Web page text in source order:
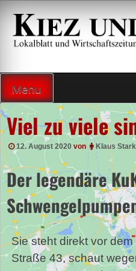
Zum
Inhalt
springen
Menu
Viel zu viele
12. August 2020 von Klaus Stark
Der legendäre
Sie steht direkt vor
Straße 43, schaut